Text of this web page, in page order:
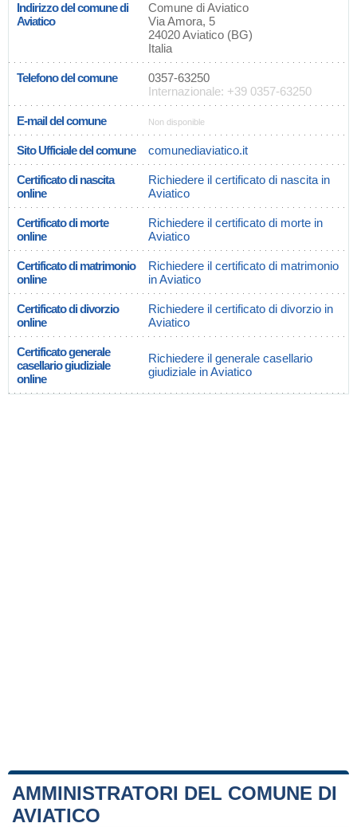
Indirizzo del comune di
Aviatico
Comune di Aviatico
Via Amora, 5
24020 Aviatico (BG)
Italia
Telefono del comune
0357-63250
Internazionale: +39 0357-63250
E-mail del comune Non disponible
Sito Ufficiale del comune comunediaviatico.it
Certificato di nascita
online
Richiedere il certificato di nascita in
Aviatico
Certificato di morte
online
Richiedere il certificato di morte in
Aviatico
Certificato di matrimonio
online
Richiedere il certificato di matrimonio
in Aviatico
Certificato di divorzio
online
Richiedere il certificato di divorzio in
Aviatico
Certificato generale
casellario giudiziale
online
Richiedere il generale casellario
giudiziale in Aviatico
AMMINISTRATORI DEL COMUNE DI
AVIATICO